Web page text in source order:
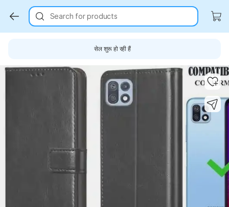
Search for products
सेल शुरू हो रही हैं
Key Highlights Key Highlights